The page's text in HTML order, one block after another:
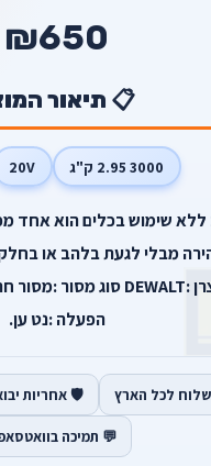
₪650
📋 תיאור
3000 2.95 ק"ג 20V
שימוש בכלים הוא אחד
הפעלה :נט ען.
לכל הארץ 🛡️ אחריות
💬 תמיכה